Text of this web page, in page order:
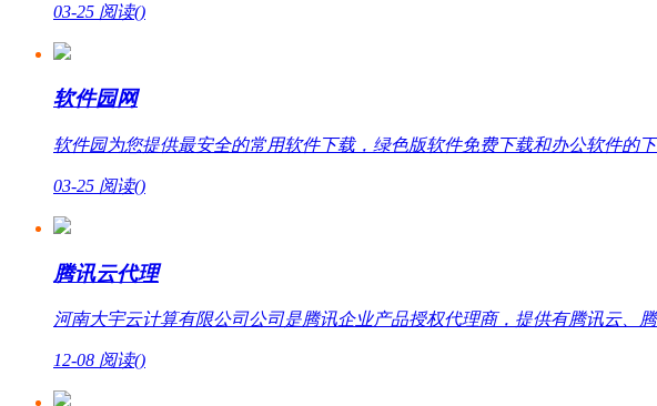
03-25 阅读()
软件园网
软件园为您提供最安全的常用软件下载，绿色版软件免费下载和办公软件的下
03-25 阅读()
腾讯云代理
河南大宇云计算有限公司公司是腾讯企业产品授权代理商，提供有腾讯云、
12-08 阅读()